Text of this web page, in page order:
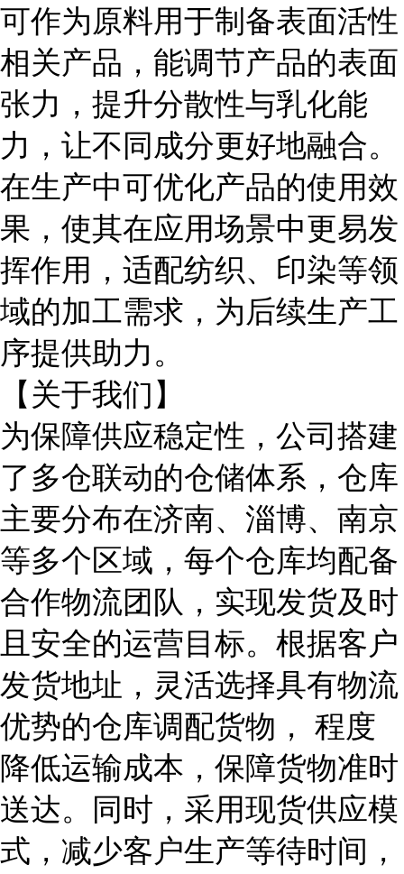
可作为原料用于制备表面活性
相关产品，能调节产品的表面
张力，提升分散性与乳化能
力，让不同成分更好地融合。
在生产中可优化产品的使用效
果，使其在应用场景中更易发
挥作用，适配纺织、印染等领
域的加工需求，为后续生产工
序提供助力。
【关于我们】
为保障供应稳定性，公司搭建
了多仓联动的仓储体系，仓库
主要分布在济南、淄博、南京
等多个区域，每个仓库均配备
合作物流团队，实现发货及时
且安全的运营目标。根据客户
发货地址，灵活选择具有物流
优势的仓库调配货物， 程度
降低运输成本，保障货物准时
送达。同时，采用现货供应模
式，减少客户生产等待时间，